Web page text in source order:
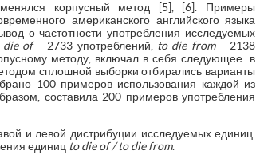
корпусный метод [5], [6]. Примеры
американского английского языка
о частотности употребления исследуемых
die of– 2733 употреблений, to die from– 2138
методу, включал в себя следующее: в
сплошной выборки отбирались варианты
100 примеров использования каждой из
составила 200 примеров употребления
и левой дистрибуции исследуемых единиц.
единиц to die of / to die from.